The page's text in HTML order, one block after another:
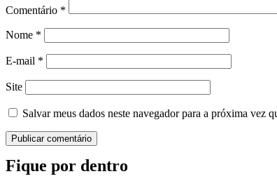
Comentário *
Nome *
E-mail *
Site
Salvar meus dados neste navegador para a próxima vez
Fique por dentro